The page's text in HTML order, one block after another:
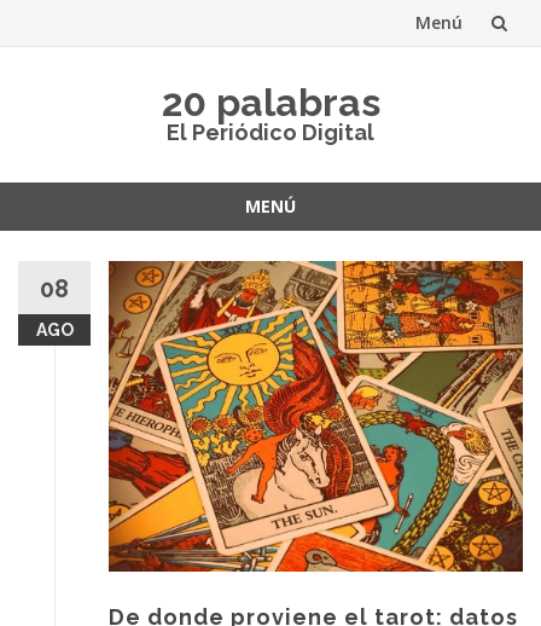
Menú
20 palabras
El Periódico Digital
MENÚ
contenido
08
AGO
De donde proviene el tarot: datos